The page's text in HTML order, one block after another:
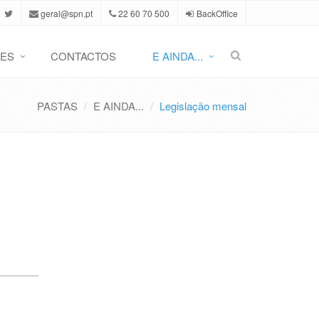
geral@spn.pt 22 60 70 500 BackOffice
CONTACTOS E AINDA...
PASTAS E AINDA... Legislação mensal